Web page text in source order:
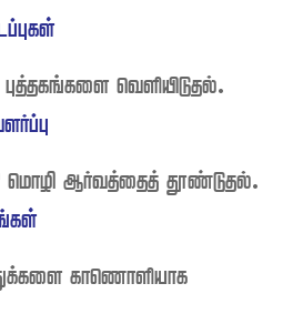
.
  .
